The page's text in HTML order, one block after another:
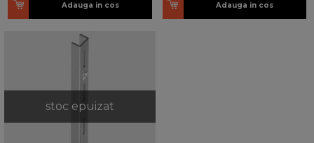
Adauga in cos Adauga in cos
stoc epuizat